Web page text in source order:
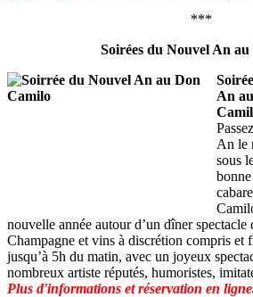
***
Soirées du Nouvel An
An
An le
sous
nouvelle année autour d’un dîner spectacle
Champagne et vins à discrétion compris et
jusqu’à 5h du matin, avec un joyeux
nombreux artiste réputés, humoristes,
Plus d'informations et réservation en ligne